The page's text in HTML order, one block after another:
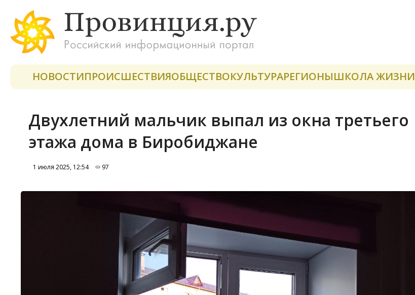
НОВОСТИПРОИСШЕСТВИЯОБЩЕСТВОКУЛЬТУРАРЕГИОНЫШКОЛА ЖИЗНИ
Двухлетний мальчик выпал из окна третьего
этажа дома в Биробиджане
1 июля 2025, 12:54 97